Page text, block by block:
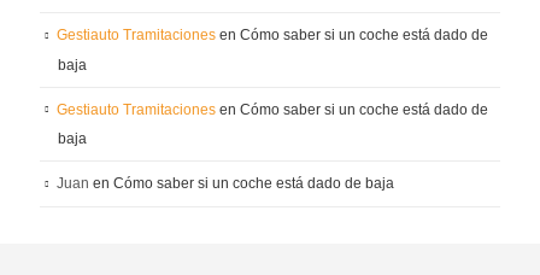
Gestiauto Tramitaciones en Cómo saber si un coche está dado de
baja
Gestiauto Tramitaciones en Cómo saber si un coche está dado de
baja
Juan en Cómo saber si un coche está dado de baja